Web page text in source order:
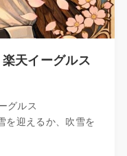
天イーグルス
グルス
を迎えるか、吹雪を